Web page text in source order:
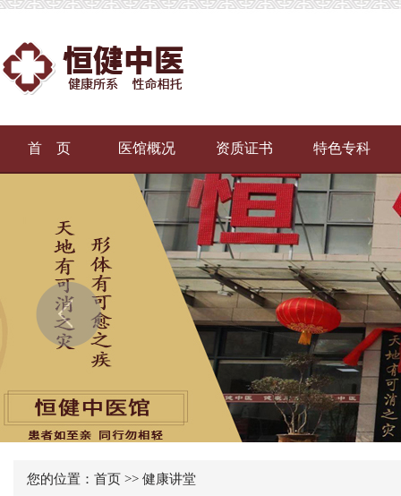
首 页 医馆概况 资质证书 特色专科
您的位置： 首页 >> 健康讲堂